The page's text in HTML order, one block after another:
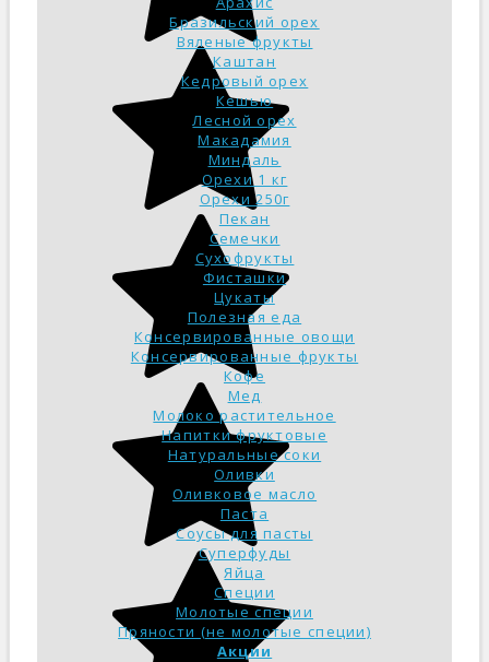
Бразильский орех
Вяленые фрукты
Каштан
Кедровый орех
Кешью
Лесной орех
Макадамия
Миндаль
Орехи 1 кг
Орехи 250г
Пекан
Семечки
Сухофрукты
Фисташки
Цукаты
Полезная еда
Консервированные овощи
Консервированные фрукты
Кофе
Мед
Молоко растительное
Напитки фруктовые
Натуральные соки
Оливки
Оливковое масло
Паста
Соусы для пасты
Суперфуды
Яйца
Специи
Молотые специи
Пряности (не молотые специи)
Акции